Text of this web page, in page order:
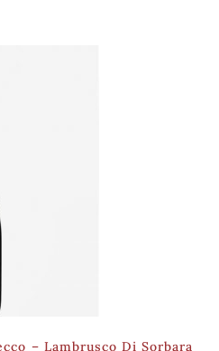
– Lambrusco Di Sorbara